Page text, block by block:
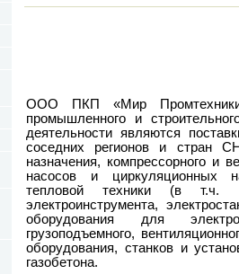
ООО ПКП «Мир
промышленного и
деятельности являются
соседних регионов и стран
назначения, компрессорного и
насосов и циркуляционных
тепловой техники (в т.ч.
электроинструмента,
оборудования для
грузоподъемного,
оборудования, станков и
газобетона.